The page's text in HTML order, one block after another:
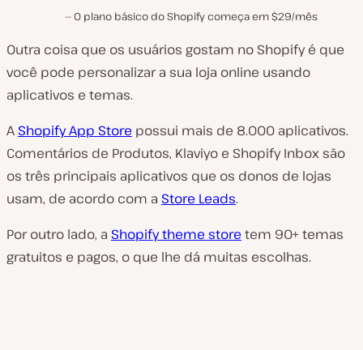
O plano básico do Shopify começa em $29/mês
Outra coisa que os usuários gostam no Shopify é que
você pode personalizar a sua loja online usando
aplicativos e temas.
A Shopify App Store possui mais de 8.000 aplicativos.
Comentários de Produtos, Klaviyo e Shopify Inbox são
os três principais aplicativos que os donos de lojas
usam, de acordo com a Store Leads.
Por outro lado, a Shopify theme store tem 90+ temas
gratuitos e pagos, o que lhe dá muitas escolhas.